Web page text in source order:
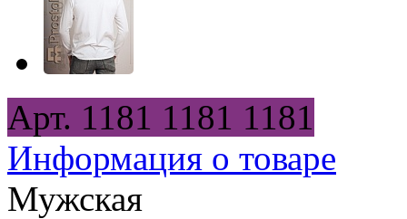
Арт. 1181 1181 1181
Информация о товаре
Мужская